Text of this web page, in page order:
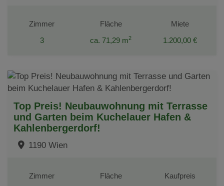
Zimmer
3
Fläche
ca. 71,29 m2
Miete
1.200,00 €
Top Preis! Neubauwohnung mit Terrasse
und Garten beim Kuchelauer Hafen &
Kahlenbergerdorf!
1190 Wien
Zimmer
Fläche
Kaufpreis